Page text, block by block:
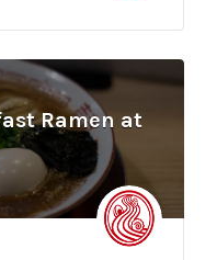
Ramen at